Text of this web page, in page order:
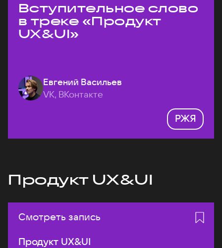
Вступительное слово
в треке «Продукт
UX&UI»
Евгений Васильев
VK, ВКонтакте
РЖЯ
Продукт UX&UI
Смотреть запись
Продукт UX&UI